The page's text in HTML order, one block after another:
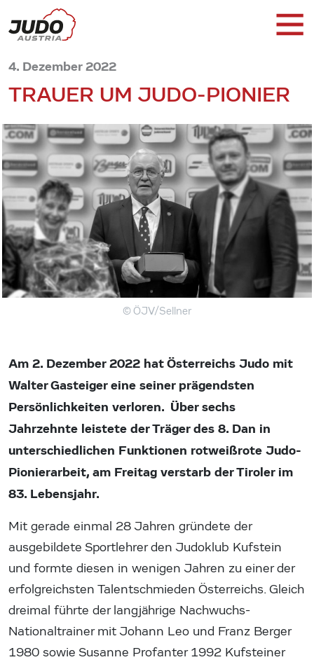
4. Dezember 2022
TRAUER UM JUDO-PIONIER
© ÖJV/Sellner
Am 2. Dezember 2022 hat Österreichs Judo mit
Walter Gasteiger eine seiner prägendsten
Persönlichkeiten verloren. Über sechs
Jahrzehnte leistete der Träger des 8. Dan in
unterschiedlichen Funktionen rotweißrote Judo-
Pionierarbeit, am Freitag verstarb der Tiroler im
83. Lebensjahr.
Mit gerade einmal 28 Jahren gründete der
ausgebildete Sportlehrer den Judoklub Kufstein
und formte diesen in wenigen Jahren zu einer der
erfolgreichsten Talentschmieden Österreichs. Gleich
dreimal führte der langjährige Nachwuchs-
Nationaltrainer mit Johann Leo und Franz Berger
1980 sowie Susanne Profanter 1992 Kufsteiner